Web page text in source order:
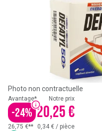
Photo non contractuelle
Avantage*
-24%
Notre prix
20,25 €
26,75 €** 0,34 € / pièce